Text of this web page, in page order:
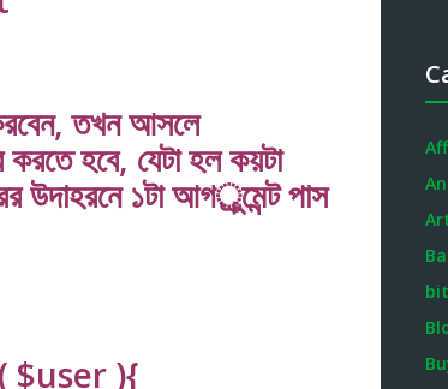
তখন আসলে
হবে, যেটা হল কয়টা
১টা আগর্ুমেন্ট পাস
$user ){